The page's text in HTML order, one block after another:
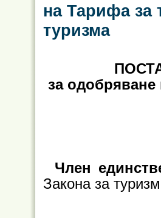
на Тарифа за
туризма
за одобряване
Член
Закона за